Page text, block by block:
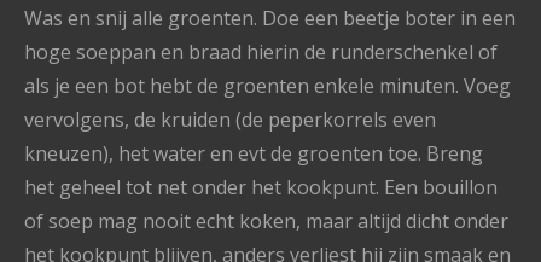
Was en snij alle groenten. Doe een beetje boter in een
hoge soeppan en braad hierin de runderschenkel of
als je een bot hebt de groenten enkele minuten. Voeg
vervolgens, de kruiden (de peperkorrels even
kneuzen), het water en evt de groenten toe. Breng
het geheel tot net onder het kookpunt. Een bouillon
of soep mag nooit echt koken, maar altijd dicht onder
het kookpunt blijven, anders verliest hij zijn smaak en